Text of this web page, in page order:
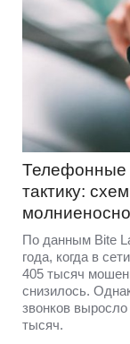
Телефонные
тактику:
молниеносно
По данным Bite
года, когда в
405 тысяч
снизилось.
звонков
тысяч.